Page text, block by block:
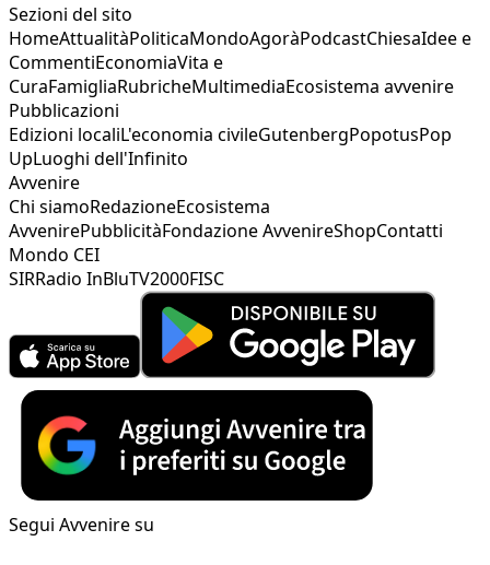
Sezioni del sito
HomeAttualitàPoliticaMondoAgoràPodcastChiesaIdee e
CommentiEconomiaVita e
CuraFamigliaRubricheMultimediaEcosistema avvenire
Pubblicazioni
Edizioni localiL'economia civileGutenbergPopotusPop
UpLuoghi dell'Infinito
Avvenire
Chi siamoRedazioneEcosistema
AvvenirePubblicitàFondazione AvvenireShopContatti
Mondo CEI
SIRRadio InBluTV2000FISC
Segui Avvenire su